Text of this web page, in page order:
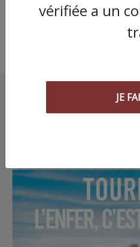
vérifiée a un
JE